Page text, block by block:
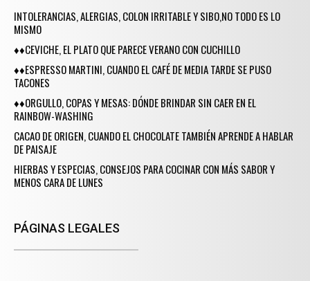
INTOLERANCIAS, ALERGIAS, COLON IRRITABLE Y SIBO,NO TODO ES LO
MISMO
♦♦CEVICHE, EL PLATO QUE PARECE VERANO CON CUCHILLO
♦♦ESPRESSO MARTINI, CUANDO EL CAFÉ DE MEDIA TARDE SE PUSO
TACONES
♦♦ORGULLO, COPAS Y MESAS: DÓNDE BRINDAR SIN CAER EN EL
RAINBOW-WASHING
CACAO DE ORIGEN, CUANDO EL CHOCOLATE TAMBIÉN APRENDE A HABLAR
DE PAISAJE
HIERBAS Y ESPECIAS, CONSEJOS PARA COCINAR CON MÁS SABOR Y
MENOS CARA DE LUNES
PÁGINAS LEGALES